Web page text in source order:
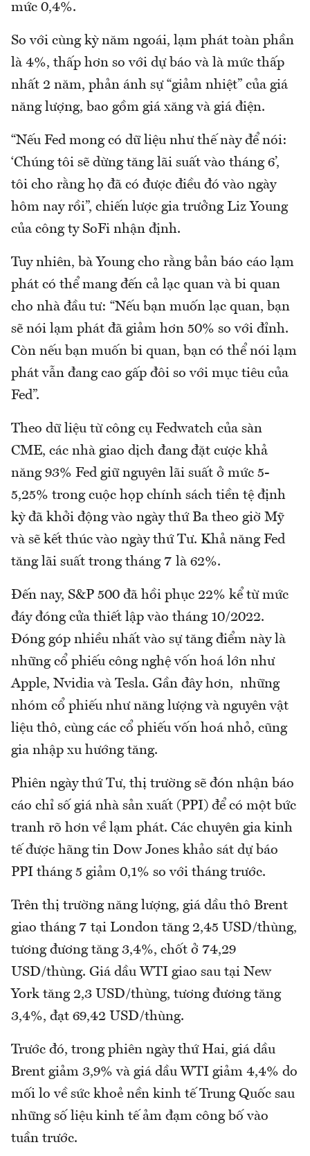
mức 0,4%.
So với cùng kỳ năm ngoái, lạm phát toàn phần
là 4%, thấp hơn so với dự báo và là mức thấp
nhất 2 năm, phản ánh sự “giảm nhiệt” của giá
năng lượng, bao gồm giá xăng và giá điện.
“Nếu Fed mong có dữ liệu như thế này để nói:
‘Chúng tôi sẽ dừng tăng lãi suất vào tháng 6’,
tôi cho rằng họ đã có được điều đó vào ngày
hôm nay rồi”, chiến lược gia trưởng Liz Young
của công ty SoFi nhận định.
Tuy nhiên, bà Young cho rằng bản báo cáo lạm
phát có thể mang đến cả lạc quan và bi quan
cho nhà đầu tư: “Nếu bạn muốn lạc quan, bạn
sẽ nói lạm phát đã giảm hơn 50% so với đỉnh.
Còn nếu bạn muốn bi quan, bạn có thể nói lạm
phát vẫn đang cao gấp đôi so với mục tiêu của
Fed”.
Theo dữ liệu từ công cụ Fedwatch của sàn
CME, các nhà giao dịch đang đặt cược khả
năng 93% Fed giữ nguyên lãi suất ở mức 5-
5,25% trong cuộc họp chính sách tiền tệ định
kỳ đã khởi động vào ngày thứ Ba theo giờ Mỹ
và sẽ kết thúc vào ngày thứ Tư. Khả năng Fed
tăng lãi suất trong tháng 7 là 62%.
Đến nay, S&P 500 đã hồi phục 22% kể từ mức
đáy đóng cửa thiết lập vào tháng 10/2022.
Đóng góp nhiều nhất vào sự tăng điểm này là
những cổ phiếu công nghệ vốn hoá lớn như
Apple, Nvidia và Tesla. Gần đây hơn, những
nhóm cổ phiếu như năng lượng và nguyên vật
liệu thô, cùng các cổ phiếu vốn hoá nhỏ, cũng
gia nhập xu hướng tăng.
Phiên ngày thứ Tư, thị trường sẽ đón nhận báo
cáo chỉ số giá nhà sản xuất (PPI) để có một bức
tranh rõ hơn về lạm phát. Các chuyên gia kinh
tế được hãng tin Dow Jones khảo sát dự báo
PPI tháng 5 giảm 0,1% so với tháng trước.
Trên thị trường năng lượng, giá dầu thô Brent
giao tháng 7 tại London tăng 2,45 USD/thùng,
tương đương tăng 3,4%, chốt ở 74,29
USD/thùng. Giá dầu WTI giao sau tại New
York tăng 2,3 USD/thùng, tương đương tăng
3,4%, đạt 69,42 USD/thùng.
Trước đó, trong phiên ngày thứ Hai, giá dầu
Brent giảm 3,9% và giá dầu WTI giảm 4,4% do
mối lo về sức khoẻ nền kinh tế Trung Quốc sau
những số liệu kinh tế ảm đạm công bố vào
tuần trước.